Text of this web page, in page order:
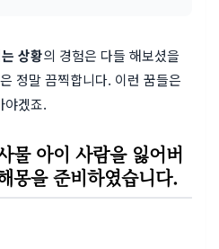
상황의 경험은 다들 해보셨을
은 정말 끔찍합니다. 이런 꿈들은
야겠죠.
물 아이 사람을 잃어버
몽을 준비하였습니다.